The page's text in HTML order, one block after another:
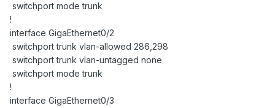
switchport mode trunk
!
interface GigaEthernet0/2
switchport trunk vlan-allowed 286,298
switchport trunk vlan-untagged none
switchport mode trunk
!
interface GigaEthernet0/3